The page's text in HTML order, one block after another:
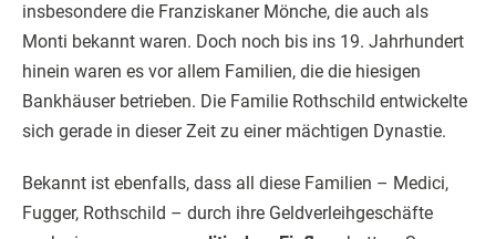
insbesondere die Franziskaner Mönche, die auch als
Monti bekannt waren. Doch noch bis ins 19. Jahrhundert
hinein waren es vor allem Familien, die die hiesigen
Bankhäuser betrieben. Die Familie Rothschild entwickelte
sich gerade in dieser Zeit zu einer mächtigen Dynastie.
Bekannt ist ebenfalls, dass all diese Familien – Medici,
Fugger, Rothschild – durch ihre Geldverleihgeschäfte